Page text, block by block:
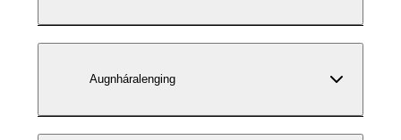
Augnháralenging